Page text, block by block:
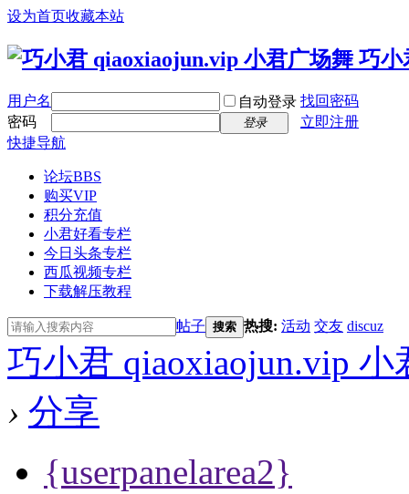
设为首页收藏本站
用户名 自动登录 找回密码
密码
登录
立即注册
快捷导航
论坛BBS
购买VIP
积分充值
小君好看专栏
今日头条专栏
西瓜视频专栏
下载解压教程
帖子 搜索 热搜: 活动 交友 discuz
巧小君 qiaoxiaojun.vip
› 分享
{userpanelarea2}